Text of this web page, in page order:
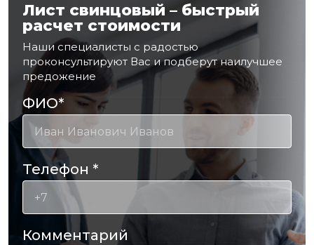
Лист свинцовый – быстрый
расчет стоимости
Наши специалисты с радостью
проконсультируют Вас и подберут наилучшее
предожение
ФИО*
Телефон *
Комментарий